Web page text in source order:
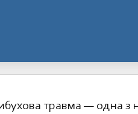
травма — одна з